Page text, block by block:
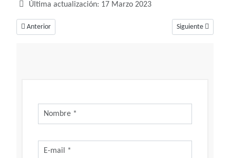
Última actualización: 17 Marzo 2023
Artículo anterior: Soñar con monos, un sueño de creatividad e
Anterior Artículo siguiente:
Siguiente